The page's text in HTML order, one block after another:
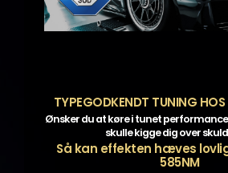
TYPEGODKENDT TUNING HOS
Ønsker du at køre i tunet
skulle kigge dig over
Så kan effekten hæves
585NM